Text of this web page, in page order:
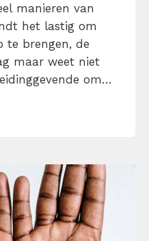
manieren van
het lastig om
te brengen, de
maar weet niet
om
heeft. De 4